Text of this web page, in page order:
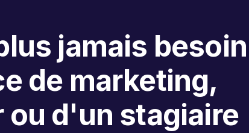
jamais besoin
de marketing,
d'un stagiaire